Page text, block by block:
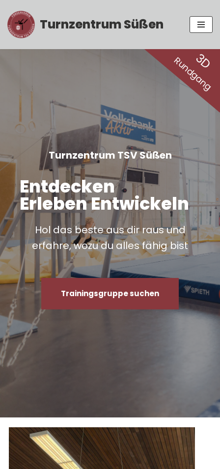
Zum
Inhalt
springen
Turnzentrum Süßen
3D
Rundgang
Turnzentrum TSV Süßen
Entdecken
Erleben Entwickeln
Hol das beste aus dir raus und
erfahre, wozu du alles fähig bist
Trainingsgruppe suchen